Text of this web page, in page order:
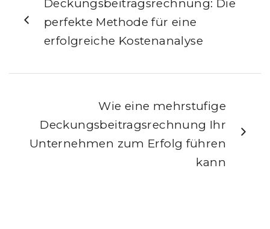
Deckungsbeitragsrechnung: Die
perfekte Methode für eine
erfolgreiche Kostenanalyse
Wie eine mehrstufige
Deckungsbeitragsrechnung Ihr
Unternehmen zum Erfolg führen
kann